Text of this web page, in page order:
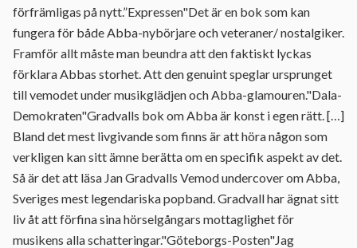
förfrämligas på nytt.”Expressen"Det är en bok som kan
fungera för både Abba-nybörjare och veteraner/ nostalgiker.
Framför allt måste man beundra att den faktiskt lyckas
förklara Abbas storhet. Att den genuint speglar ursprunget
till vemodet under musikglädjen och Abba-glamouren."Dala-
Demokraten"Gradvalls bok om Abba är konst i egen rätt. […]
Bland det mest livgivande som finns är att höra någon som
verkligen kan sitt ämne berätta om en specifik aspekt av det.
Så är det att läsa Jan Gradvalls Vemod undercover om Abba,
Sveriges mest legendariska popband. Gradvall har ägnat sitt
liv åt att förfina sina hörselgångars mottaglighet för
musikens alla schatteringar."Göteborgs-Posten"Jag